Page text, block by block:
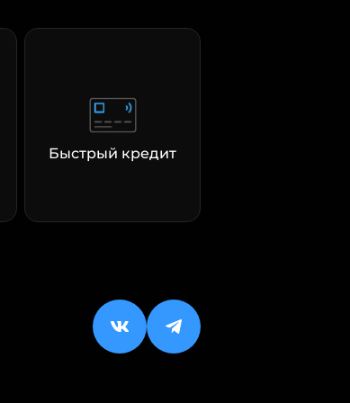
Быстрый кредит